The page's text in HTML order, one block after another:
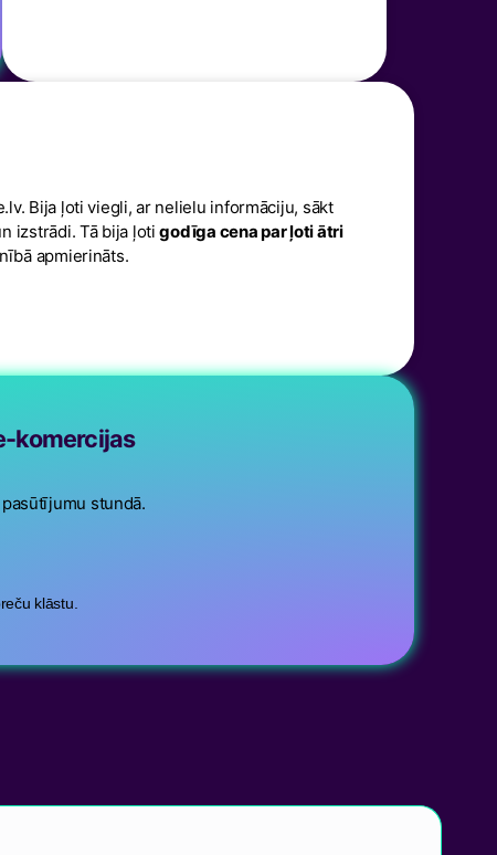
Bija ļoti viegli, ar nelielu informāciju, sākt
izstrādi. Tā bija ļotigodīga cena par ļoti ātri
apmierināts.
komercijas
stundā.
klāstu.